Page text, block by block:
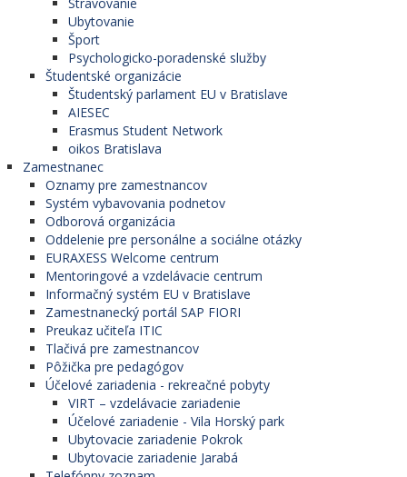
Ubytovanie
Šport
Psychologicko-poradenské služby
Študentské organizácie
Študentský parlament EU v Bratislave
AIESEC
Erasmus Student Network
oikos Bratislava
Zamestnanec
Oznamy pre zamestnancov
Systém vybavovania podnetov
Odborová organizácia
Oddelenie pre personálne a sociálne otázky
EURAXESS Welcome centrum
Mentoringové a vzdelávacie centrum
Informačný systém EU v Bratislave
Zamestnanecký portál SAP FIORI
Preukaz učiteľa ITIC
Tlačivá pre zamestnancov
Pôžička pre pedagógov
Účelové zariadenia - rekreačné pobyty
VIRT – vzdelávacie zariadenie
Účelové zariadenie - Vila Horský park
Ubytovacie zariadenie Pokrok
Ubytovacie zariadenie Jarabá